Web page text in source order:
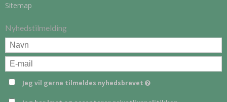
Sitemap
Nyhedstilmelding
Jeg vil gerne tilmeldes nyhedsbrevet